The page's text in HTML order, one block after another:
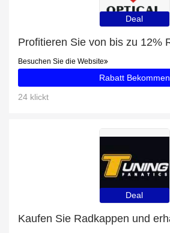
Deal
Besuchen Sie die Website
Rabatt Bekommen
24 klickt
Deal